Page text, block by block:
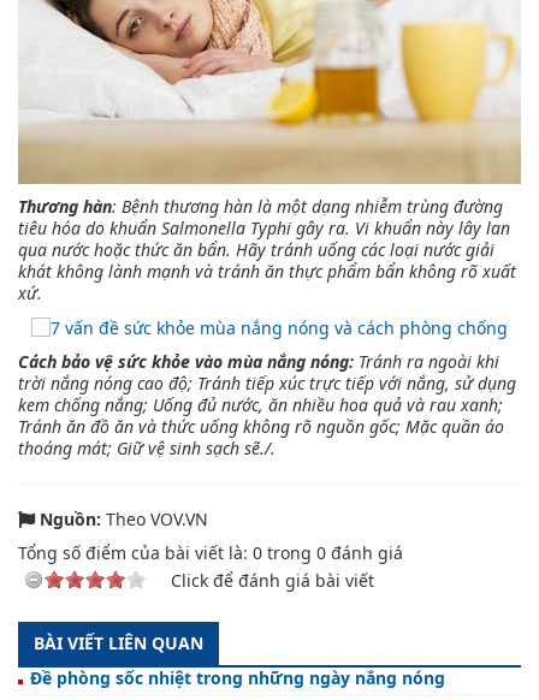
Thương hàn: Bệnh thương hàn là một dạng nhiễm trùng đường
tiêu hóa do khuẩn Salmonella Typhi gây ra. Vi khuẩn này lây lan
qua nước hoặc thức ăn bẩn. Hãy tránh uống các loại nước giải
khát không lành mạnh và tránh ăn thực phẩm bẩn không rõ xuất
xứ.
Cách bảo vệ sức khỏe vào mùa nắng nóng: Tránh ra ngoài khi
trời nắng nóng cao độ; Tránh tiếp xúc trực tiếp với nắng, sử dụng
kem chống nắng; Uống đủ nước, ăn nhiều hoa quả và rau xanh;
Tránh ăn đồ ăn và thức uống không rõ nguồn gốc; Mặc quần áo
thoáng mát; Giữ vệ sinh sạch sẽ./.
Nguồn: Theo VOV.VN
Tổng số điểm của bài viết là: 0 trong 0 đánh giá
Click để đánh giá bài viết
BÀI VIẾT LIÊN QUAN
Đề phòng sốc nhiệt trong những ngày nắng nóng